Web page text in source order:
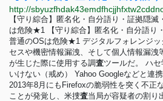
【守り綜合】匿名化・自分語り・証拠隠滅・
は危険★1 【守り綜合】匿名化・自分語り
普通のOSは危険★1 デジタルフォレンジッ
セスや機密情報漏洩、そして個人情報漏洩
が生じた際に使用する調査ツールだ。 ハ
いけない（戒め） Yahoo Googleなどと連
2013年8月にもFirefoxの脆弱性を突く不正
ことが発覚し、米捜査当局が容疑者の割り